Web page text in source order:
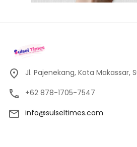
Jl. Pajenekang, Kota Makassar,
+62 878-1705-7547
info@sulseltimes.com